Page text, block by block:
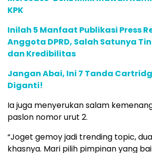
KPK
Inilah 5 Manfaat Publikasi Press
Anggota DPRD, Salah Satunya
dan Kredibilitas
Jangan Abai, Ini 7 Tanda
Diganti!
Ia juga menyerukan salam
paslon nomor urut 2.
“Joget gemoy jadi trending topic,
khasnya. Mari pilih pimpinan yang